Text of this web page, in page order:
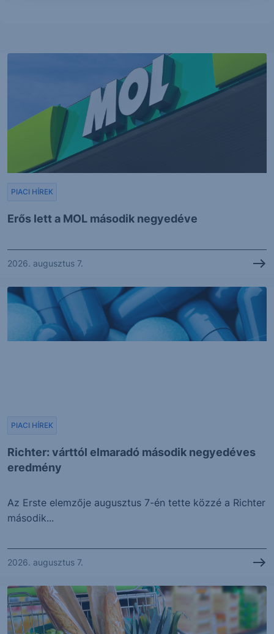
Erős lett a MOL második negyedéve
PIACI HÍREK
2026. augusztus 7.
Richter: várttól elmaradó második negyedéves
eredmény
PIACI HÍREK
Az Erste elemzője augusztus 7-én tette közzé a Richter
második...
2026. augusztus 7.